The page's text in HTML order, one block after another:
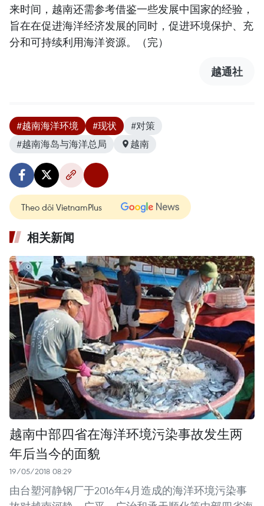
来时间，越南还需参考借鉴一些发展中国家的经验，
旨在在促进海洋经济发展的同时，促进环境保护、充
分和可持续利用海洋资源。（完）
越通社
#越南海洋环境 #现状
#对策
#越南海岛与海洋总局
越南
Theo dõi VietnamPlus
相关新闻
越南中部四省在海洋环境污染事故发生两
年后当今的面貌
19/05/2018 08:29
由台塑河静钢厂于2016年4月造成的海洋环境污染事